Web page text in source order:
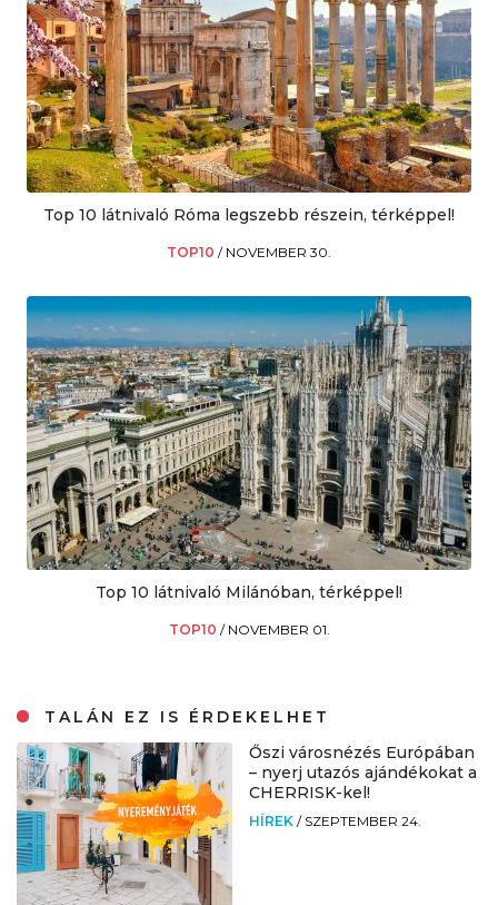
Top 10 látnivaló Róma legszebb részein, térképpel!
TOP10 / NOVEMBER 30.
Top 10 látnivaló Milánóban, térképpel!
TOP10 / NOVEMBER 01.
TALÁN EZ IS ÉRDEKELHET
Őszi városnézés Európában
– nyerj utazós ajándékokat a
CHERRISK-kel!
HÍREK / SZEPTEMBER 24.